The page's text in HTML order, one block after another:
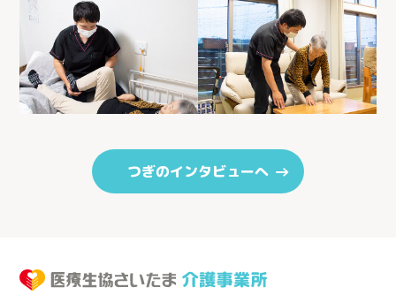
老人保健施設さんとめ（所沢市）
老人保健施設みぬま（川口市）
つぎのインタビューへ